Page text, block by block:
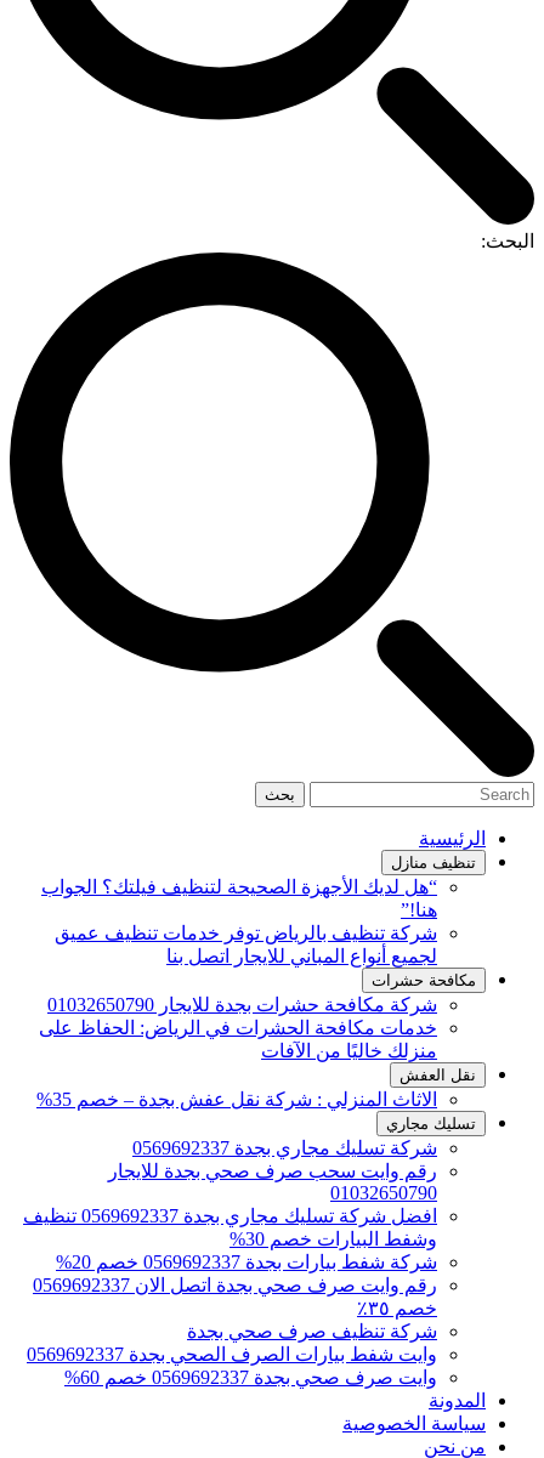
بحث
الرئيسية
تنظيف منازل
“هل لديك الأجهزة الصحيحة لتنظيف فيلتك؟ الجواب
هنا!”
شركة تنظيف بالرياض توفر خدمات تنظيف عميق
لجميع أنواع المباني للايجار اتصل بنا
مكافحة حشرات
شركة مكافحة حشرات بجدة للايجار 01032650790
خدمات مكافحة الحشرات في الرياض: الحفاظ على
منزلك خاليًا من الآفات
نقل العفش
الاثاث المنزلي : شركة نقل عفش بجدة – خصم 35%
تسليك مجاري
شركة تسليك مجاري بجدة 0569692337
رقم وايت سحب صرف صحي بجدة للايجار
01032650790
افضل شركة تسليك مجاري بجدة 0569692337 تنظيف
وشفط البيارات خصم 30%
شركة شفط بيارات بجدة 0569692337 خصم 20%
رقم وايت صرف صحي بجدة اتصل الان 0569692337
خصم ٣٥٪
شركة تنظيف صرف صحي بجدة
وايت شفط بيارات الصرف الصحي بجدة 0569692337
وايت صرف صحي بجدة 0569692337 خصم 60%
المدونة
سياسة الخصوصية
من نحن